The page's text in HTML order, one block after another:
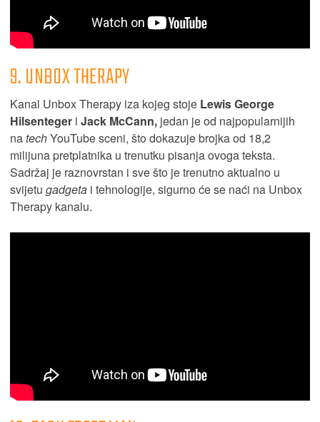
9. UNBOX THERAPY
Kanal Unbox Therapy iza kojeg stoje Lewis George
Hilsenteger i Jack McCann, jedan je od najpopularnijih
natechYouTube sceni, što dokazuje brojka od 18,2
milijuna pretplatnika u trenutku pisanja ovoga teksta.
Sadržaj je raznovrstan i sve što je trenutno aktualno u
svijetu gadgeta i tehnologije, sigurno će se naći na Unbox
Therapy kanalu.